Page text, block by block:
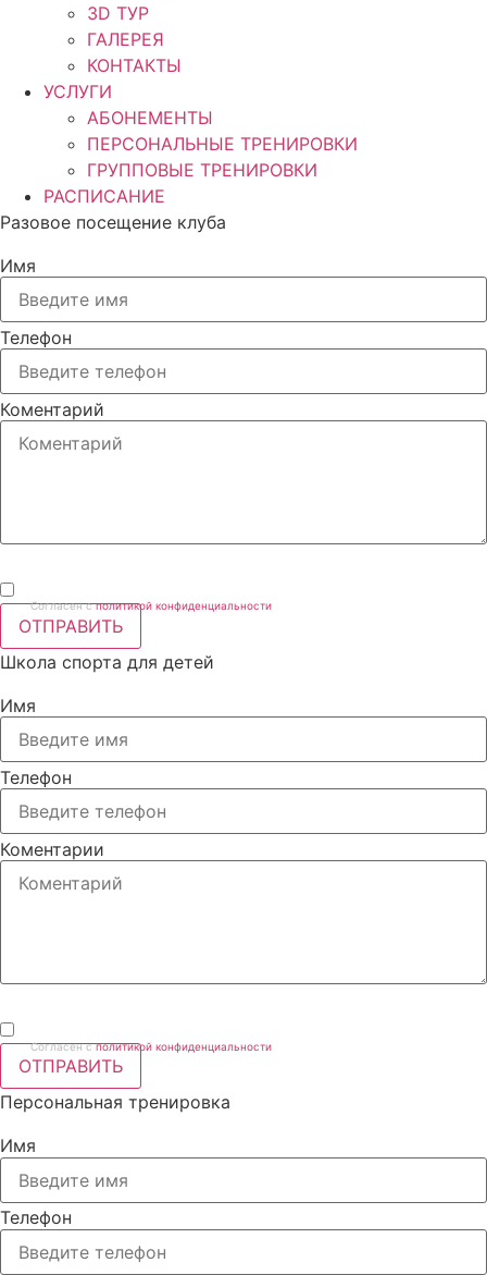
3D ТУР
ГАЛЕРЕЯ
КОНТАКТЫ
УСЛУГИ
АБОНЕМЕНТЫ
ПЕРСОНАЛЬНЫЕ ТРЕНИРОВКИ
ГРУППОВЫЕ ТРЕНИРОВКИ
РАСПИСАНИЕ
Разовое посещение клуба
Имя
Телефон
Коментарий
Согласен с политикой конфиденциальности
ОТПРАВИТЬ
Школа спорта для детей
Имя
Телефон
Коментарии
Согласен с политикой конфиденциальности
ОТПРАВИТЬ
Персональная тренировка
Имя
Телефон